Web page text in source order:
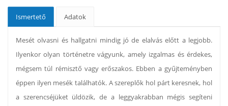
Ismertető Adatok
Mesét olvasni és hallgatni mindig jó de elalvás előtt a legjobb.
Ilyenkor olyan történetre vágyunk, amely izgalmas és érdekes,
mégsem túl rémisztő vagy erőszakos. Ebben a gyűjteményben
éppen ilyen mesék találhatók. A szereplők hol párt keresnek, hol
a szerencséjüket üldözik, de a leggyakrabban mégis segíteni